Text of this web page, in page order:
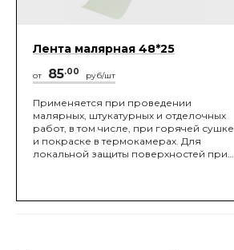
Лента малярная 48*25
от 85.00 руб/шт
Применяется при проведении
малярных, штукатурных и отделочных
работ, в том числе, при горячей сушке
и покраске в термокамерах. Для
локальной защиты поверхностей при
После снятия не оставляет следов на